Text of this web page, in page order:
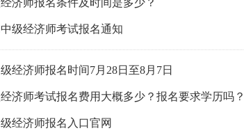
济师报名条件及时间是多少？
级经济师考试报名通知
经济师报名时间7月28日至8月7日
济师考试报名费用大概多少？报名要求学历吗？
经济师报名入口官网